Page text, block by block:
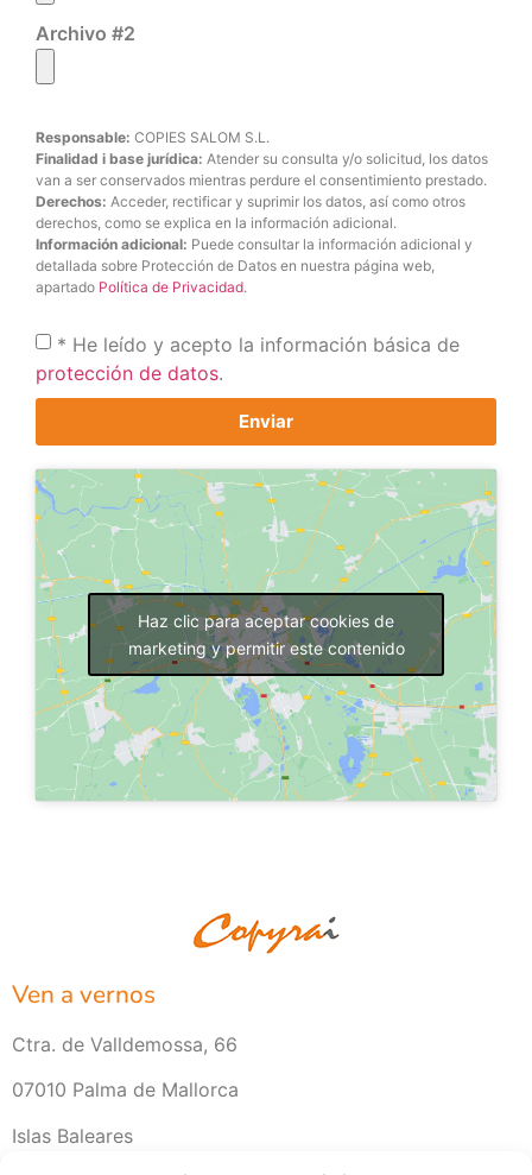
Haz clic para aceptar cookies de
marketing y permitir este contenido
Archivo #2
Responsable: COPIES SALOM S.L.
Finalidad i base jurídica: Atender su consulta y/o solicitud, los datos
van a ser conservados mientras perdure el consentimiento prestado.
Derechos: Acceder, rectificar y suprimir los datos, así como otros
derechos, como se explica en la información adicional.
Información adicional: Puede consultar la información adicional y
detallada sobre Protección de Datos en nuestra página web,
apartado Política de Privacidad.
* He leído y acepto la información básica de
protección de datos.
Enviar
Ven a vernos
Ctra. de Valldemossa, 66
07010 Palma de Mallorca
Islas Baleares